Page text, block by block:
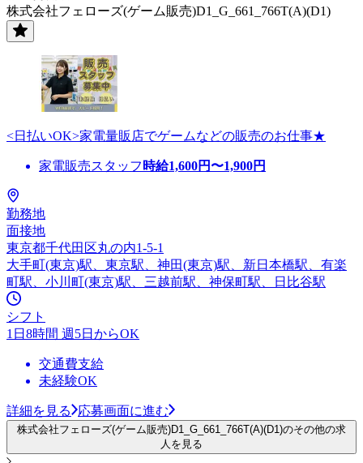
株式会社フェローズ(ゲーム販売)D1_G_661_766T(A)(D1)
<日払いOK>家電量販店でゲームなどの販売のお仕事★
家電販売スタッフ 時給1,600円〜1,900円
勤務地
面接地
東京都千代田区丸の内1-5-1
大手町(東京)駅、東京駅、神田(東京)駅、新日本橋駅、有楽
町駅、小川町(東京)駅、三越前駅、神保町駅、日比谷駅
シフト
1日8時間 週5日からOK
交通費支給
未経験OK
詳細を見る 応募画面に進む
株式会社フェローズ(ゲーム販売)D1_G_661_766T(A)(D1)のその他の求
人を見る